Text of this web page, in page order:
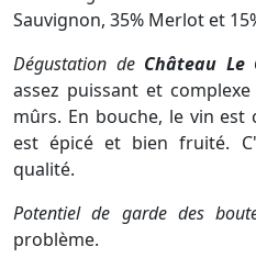
Sauvignon, 35% Merlot et
Dégustation de Château Le
assez puissant et
mûrs. En bouche, le vin
est épicé et bien fruité.
qualité.
Potentiel de garde des
problème.